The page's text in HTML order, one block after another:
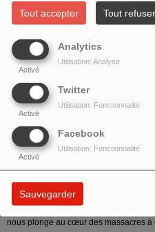
Tout accepter Tout refuser
Analytics
Activé
Utilisation: Analyse
Twitter
Activé
Utilisation: Fonctionnalité
Facebook
Activé
Utilisation: Fonctionnalité
Sauvegarder
Meriem LARIBI. Ci-gît l'humanité.
Critiques. S'appuyant sur le journal
nous plonge au cœur des massacres à